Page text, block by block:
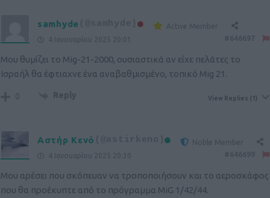
samhyde
Active Member
4 Ιανουαρίου 2025 20:01
Μου θυμίζει το Mig-21-2000, ουσιαστικά αν είχε πελάτες το
Ισραήλ θα έφτιαχνε ένα αναβαθμισμένο, τοπικό Mig 21.
0 Reply View Replies (1)
Αστήρ Κενό (@astirkeno)
Noble Member
4 Ιανουαρίου 2025 20:30
Μου αρέσει που σκόπευαν να τροποποιήσουν και το αεροσκάφος
που θα προέκυπτε από το πρόγραμμα MiG 1/42/44.